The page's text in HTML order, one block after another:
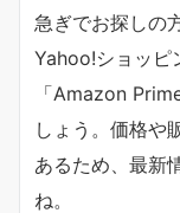
急ぎでお探しの
Yahoo!ショッピ
「Amazon
しょう。価格や
あるため、最新
ね。